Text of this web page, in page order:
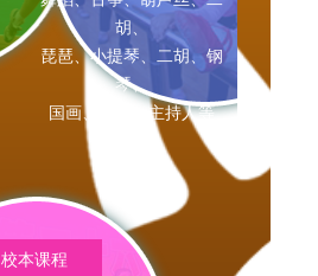
校本课程
胡、
琵琶、小提琴、二胡、钢
琴、
国画、动漫、主持人等